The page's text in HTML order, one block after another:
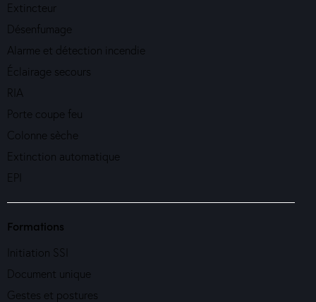
Extincteur
Désenfumage
Alarme et détection incendie
Éclairage secours
RIA
Porte coupe feu
Colonne sèche
Extinction automatique
EPI
Formations
Initiation SSI
Document unique
Gestes et postures